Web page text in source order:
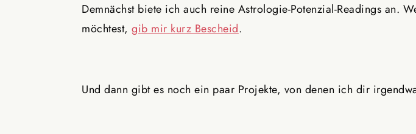
Demnächst biete ich auch reine Astrologie-Potenzial-Readings an.
möchtest,gib mir kurz Bescheid.
Und dann gibt es noch ein paar Projekte, von denen ich dir